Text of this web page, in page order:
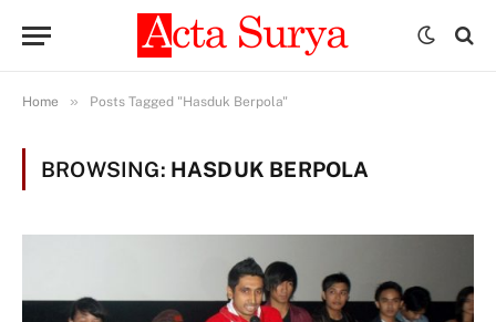
Home » Posts Tagged "Hasduk Berpola"
BROWSING: HASDUK BERPOLA